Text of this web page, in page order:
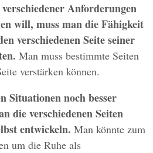
Anforderungen
will, muss man die Fähigkeit
verschiedenen Seite seiner
Man muss bestimmte Seiten
verstärken können.
Situationen noch besser
die verschiedenen Seiten
entwickeln. Man könnte zum
um die Ruhe als